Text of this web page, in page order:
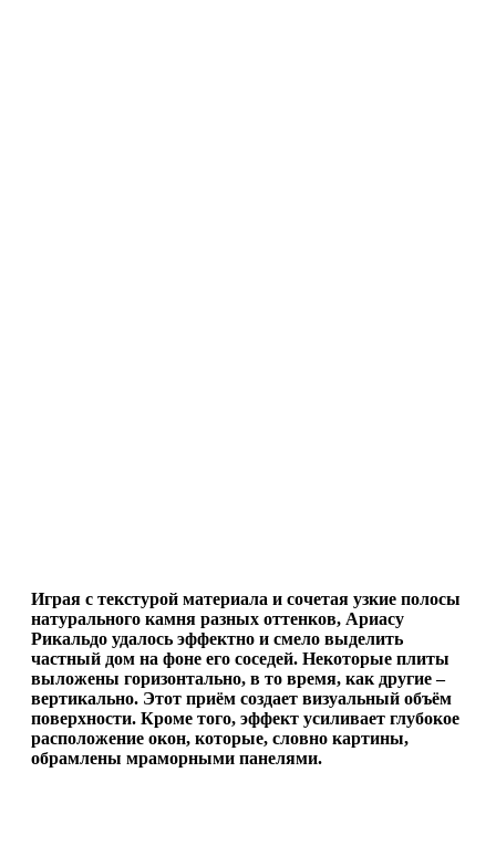
Играя с текстурой материала и сочетая узкие полосы
натурального камня разных оттенков, Ариасу
Рикальдо удалось эффектно и смело выделить
частный дом на фоне его соседей. Некоторые плиты
выложены горизонтально, в то время, как другие –
вертикально. Этот приём создает визуальный объём
поверхности. Кроме того, эффект усиливает глубокое
расположение окон, которые, словно картины,
обрамлены мраморными панелями.